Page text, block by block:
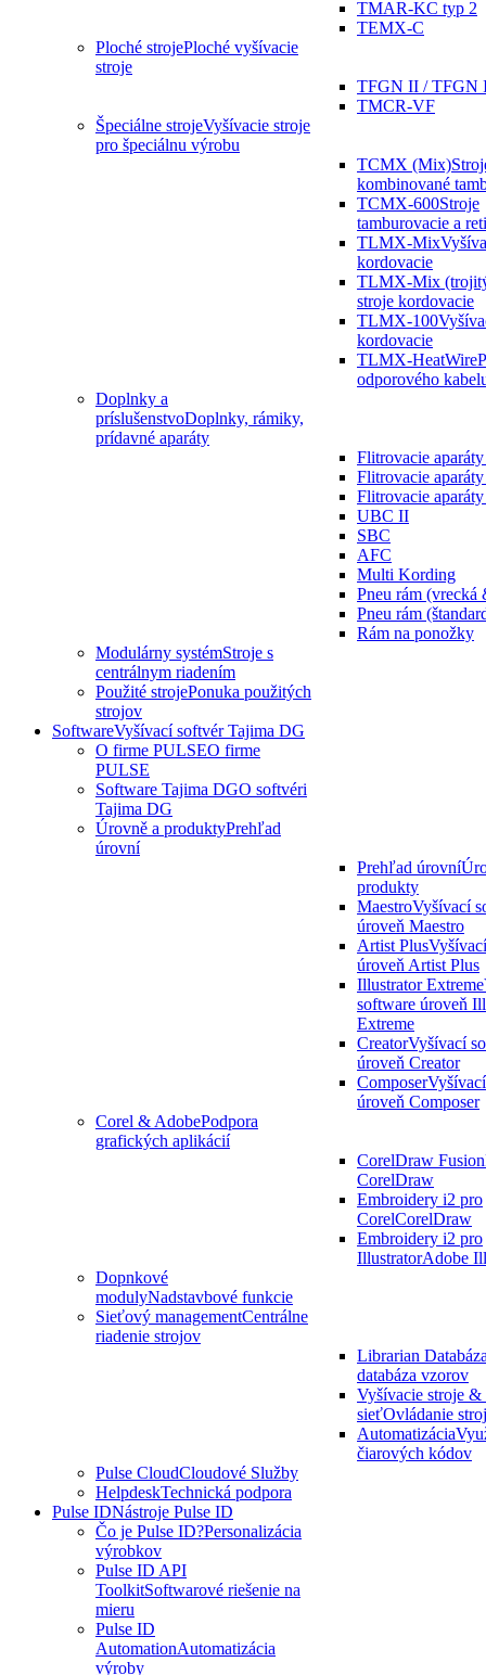
TMAR-KC typ 2
TEMX-C
Ploché strojePloché vyšívacie
stroje
TFGN II / TFGN
TMCR-VF
Špeciálne strojeVyšívacie stroje
pro špeciálnu výrobu
TCMX (Mix)
kombinované
TCMX-600Stroje
tamburovacie a
TLMX-Mix
kordovacie
TLMX-Mix
stroje kordovacie
TLMX-100
kordovacie
TLMX-HeatWire
odporového
Doplnky a
príslušenstvoDoplnky, rámiky,
prídavné aparáty
Flitrovacie
Flitrovacie
Flitrovacie
UBC II
SBC
AFC
Multi Kording
Pneu rám (vrecká
Pneu rám
Rám na ponožky
Modulárny systémStroje s
centrálnym riadením
Použité strojePonuka použitých
strojov
SoftwareVyšívací softvér Tajima DG
O firme PULSEO firme
PULSE
Software Tajima DGO softvéri
Tajima DG
Úrovně a produktyPrehľad
úrovní
Prehľad úrovní
produkty
MaestroVyšívací
úroveň Maestro
Artist Plus
úroveň Artist Plus
Illustrator Extreme
software úroveň
Extreme
CreatorVyšívací
úroveň Creator
Composer
úroveň Composer
Corel & AdobePodpora
grafických aplikácií
CorelDraw Fusion
CorelDraw
Embroidery i2 pro
CorelCorelDraw
Embroidery i2 pro
IllustratorAdobe
Dopnkové
modulyNadstavbové funkcie
Sieťový managementCentrálne
riadenie strojov
Librarian
databáza vzorov
Vyšívacie stroje
sieťOvládanie
Automatizácia
čiarových kódov
Pulse CloudCloudové Služby
HelpdeskTechnická podpora
Pulse IDNástroje Pulse ID
Čo je Pulse ID?Personalizácia
výrobkov
Pulse ID API
ToolkitSoftwarové riešenie na
mieru
Pulse ID
AutomationAutomatizácia
výroby